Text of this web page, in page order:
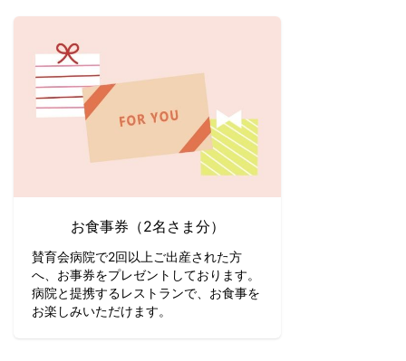
お食事券（2名さま分）
賛育会病院で2回以上ご出産された方
へ、お事券をプレゼントしております。
病院と提携するレストランで、お食事を
お楽しみいただけます。